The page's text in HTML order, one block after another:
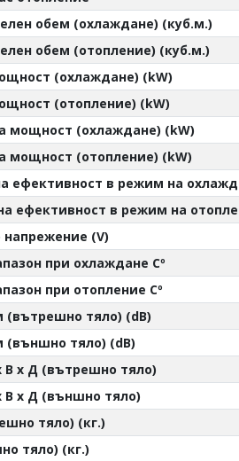
обем (охлаждане) (куб.м.)
обем (отопление) (куб.м.)
(охлаждане) (kW)
(отопление) (kW)
мощност (охлаждане) (kW)
мощност (отопление) (kW)
ефективност в режим на
ефективност в режим на
(V)
при охлаждане Cº
при отопление Cº
(вътрешно тяло) (dB)
(външно тяло) (dB)
В х Д (вътрешно тяло)
В х Д (външно тяло)
тяло) (кг.)
тяло) (кг.)